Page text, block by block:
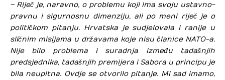
– Riječ je, naravno, o problemu koji ima svoju ustavno-
pravnu i sigurnosnu dimenziju, ali po meni riječ je o
političkom pitanju. Hrvatska je sudjelovala i ranije u
sličnim misijama u državama koje nisu članice NATO-a.
Nije bilo problema i suradnja između tadašnjih
predsjednika, tadašnjih premijera i Sabora u principu je
bila neupitna. Ovdje se otvorilo pitanje. Mi sad imamo,